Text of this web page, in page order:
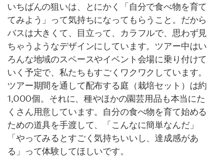
いちばんの狙いは、とにかく「自分で食べ物を育て
てみよう」って気持ちになってもらうこと。だから
バスは大きくて、目立って、カラフルで、思わず見
ちゃうようなデザインにしています。ツアー中はい
ろんな地域のスペースやイベント会場に乗り付けて
いく予定で、私たちもすごくワクワクしています。
ツアー期間を通して配布する庭（栽培セット）は約
1,000個。それに、種やほかの園芸用品も本当にた
くさん用意しています。自分の食べ物を育て始める
ための道具を手渡して、「こんなに簡単なんだ」
「やってみるとすごく気持ちいいし、達成感があ
る」って体験してほしいです。